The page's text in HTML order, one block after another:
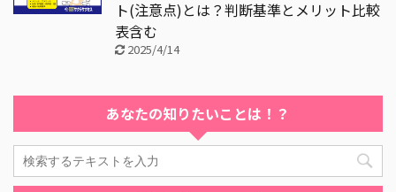
ト(注意点)とは？判断基準とメリット比較
表含む
2025/4/14
あなたの知りたいことは！？